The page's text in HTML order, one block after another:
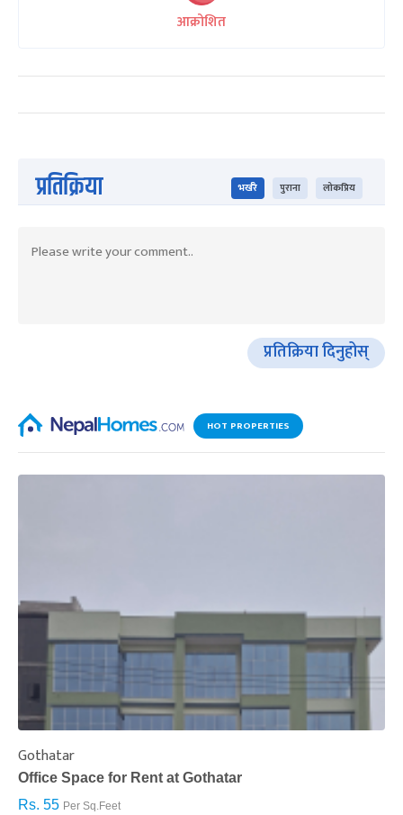
आक्रोशित
प्रतिक्रिया भर्खरै पुराना लोकप्रिय
प्रतिक्रिया दिनुहोस्
HOT PROPERTIES
Gothatar
Office Space for Rent at Gothatar
Rs. 55 Per Sq.Feet